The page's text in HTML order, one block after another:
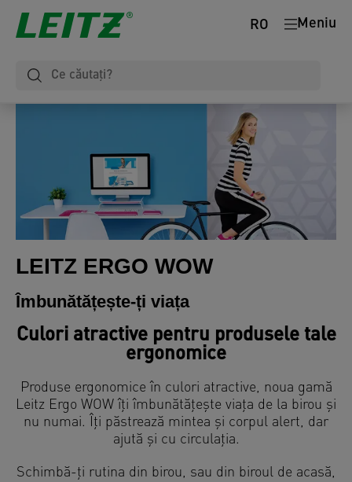
Meniu
RO
LEITZ ERGO WOW
Îmbunătățește-ți viața
Culori atractive pentru produsele tale
ergonomice
Produse ergonomice în culori atractive, noua gamă
Leitz Ergo WOW îți îmbunătățește viața de la birou și
nu numai. Îți păstrează mintea și corpul alert, dar
ajută și cu circulația.
Schimbă-ți rutina din birou, sau din biroul de acasă,